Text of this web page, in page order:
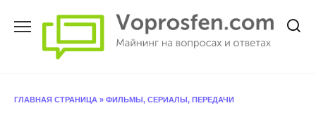
ГЛАВНАЯ СТРАНИЦА » ФИЛЬМЫ, СЕРИАЛЫ, ПЕРЕДАЧИ